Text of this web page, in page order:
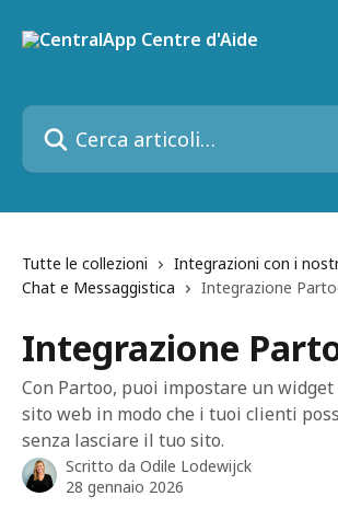
Cerca articoli…
Tutte le collezioni
Integrazioni con i
Chat e Messaggistica
Integrazione
Integrazione
Con Partoo, puoi impostare un
sito web in modo che i tuoi clienti
senza lasciare il tuo sito.
Scritto da Odile Lodewijck
28 gennaio 2026